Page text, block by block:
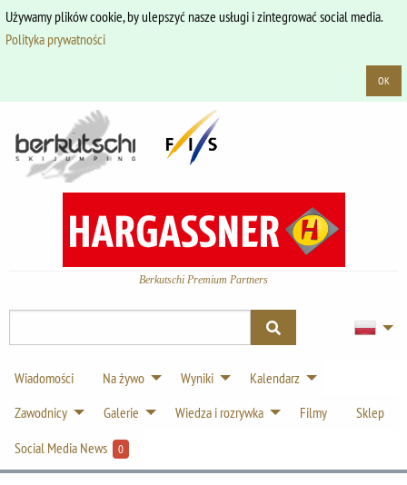
Używamy plików cookie, by ulepszyć nasze usługi i zintegrować social media.
Polityka prywatności
OK
Berkutschi Premium Partners
Wiadomości Na żywo Wyniki
Kalendarz
Zawodnicy
Galerie Wiedza i rozrywka Filmy
Sklep
Social Media News
0